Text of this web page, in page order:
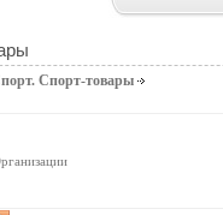
Спорт-товары